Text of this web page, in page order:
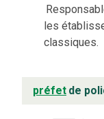
les
classiques.
préfet de